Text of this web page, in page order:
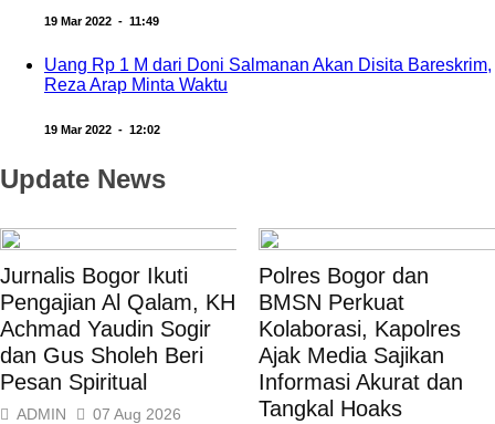
19 Mar 2022 - 11:49
Uang Rp 1 M dari Doni Salmanan Akan Disita Bareskrim,
Reza Arap Minta Waktu
19 Mar 2022 - 12:02
Update News
Jurnalis Bogor Ikuti
Pengajian Al Qalam, KH
Achmad Yaudin Sogir
dan Gus Sholeh Beri
Pesan Spiritual
ADMIN 07 Aug 2026
Polres Bogor dan
BMSN Perkuat
Kolaborasi, Kapolres
Ajak Media Sajikan
Informasi Akurat dan
Tangkal Hoaks